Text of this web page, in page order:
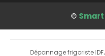
© Smart
Dépannage frigoriste IDF